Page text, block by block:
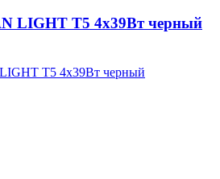
LIGHT T5 4х39Вт черный